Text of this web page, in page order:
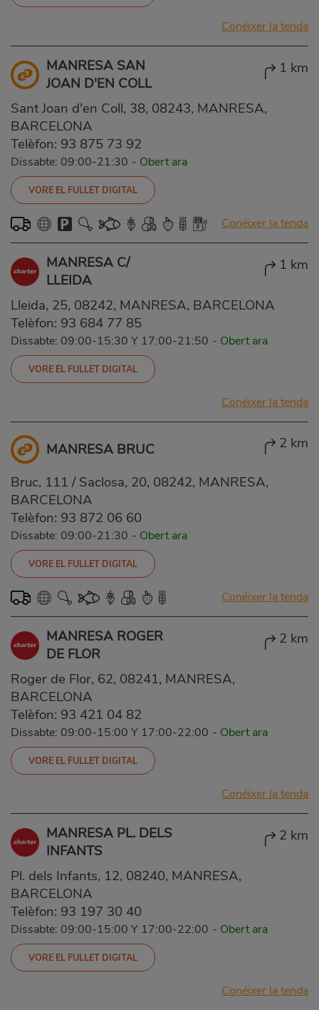
Conéixer la tenda
MANRESA SAN
JOAN D'EN COLL
1 km
Sant Joan d'en Coll, 38, 08243, MANRESA,
BARCELONA
Telèfon: 93 875 73 92
Dissabte: 09:00-21:30 - Obert ara
VORE EL FULLET DIGITAL
Conéixer la tenda
MANRESA C/
LLEIDA
1 km
Lleida, 25, 08242, MANRESA, BARCELONA
Telèfon: 93 684 77 85
Dissabte: 09:00-15:30 Y 17:00-21:50 - Obert ara
VORE EL FULLET DIGITAL
Conéixer la tenda
MANRESA BRUC 2 km
Bruc, 111 / Saclosa, 20, 08242, MANRESA,
BARCELONA
Telèfon: 93 872 06 60
Dissabte: 09:00-21:30 - Obert ara
VORE EL FULLET DIGITAL
Conéixer la tenda
MANRESA ROGER
DE FLOR
2 km
Roger de Flor, 62, 08241, MANRESA,
BARCELONA
Telèfon: 93 421 04 82
Dissabte: 09:00-15:00 Y 17:00-22:00 - Obert ara
VORE EL FULLET DIGITAL
Conéixer la tenda
MANRESA PL. DELS
INFANTS
2 km
Pl. dels Infants, 12, 08240, MANRESA,
BARCELONA
Telèfon: 93 197 30 40
Dissabte: 09:00-15:00 Y 17:00-22:00 - Obert ara
VORE EL FULLET DIGITAL
Conéixer la tenda